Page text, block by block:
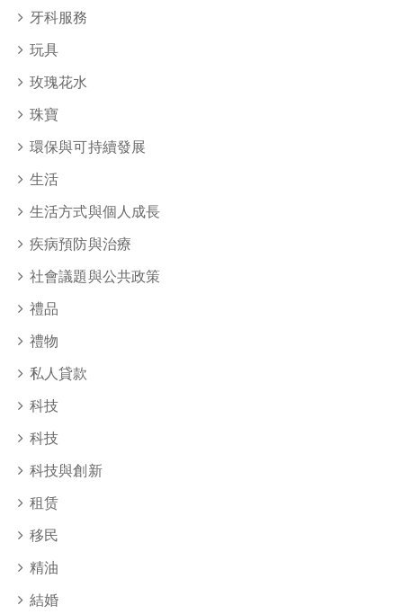
牙科服務
玩具
玫瑰花水
珠寶
環保與可持續發展
生活
生活方式與個人成長
疾病預防與治療
社會議題與公共政策
禮品
禮物
私人貸款
科技
科技
科技與創新
租赁
移民
精油
結婚